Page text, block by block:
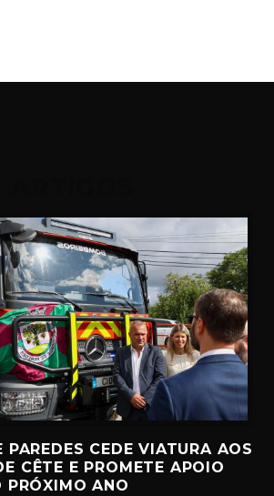
PAREDES CEDE VIATURA AOS
CÊTE E PROMETE APOIO
PRÓXIMO ANO